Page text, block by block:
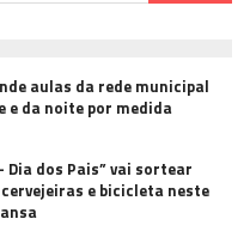
aulas da rede municipal
e da noite por medida
Dia dos Pais” vai sortear
e bicicleta neste